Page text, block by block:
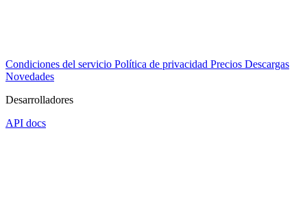
Condiciones del servicio Política de privacidad Precios Descargas
Novedades
Desarrolladores
API docs